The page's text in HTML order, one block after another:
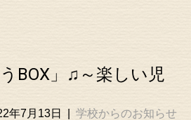
BOX」♫～楽しい児
年7月13日
学校からのお知らせ